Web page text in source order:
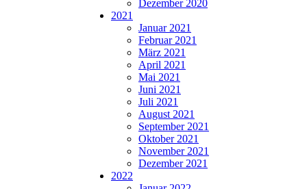
Dezember 2020
2021
Januar 2021
Februar 2021
März 2021
April 2021
Mai 2021
Juni 2021
Juli 2021
August 2021
September 2021
Oktober 2021
November 2021
Dezember 2021
2022